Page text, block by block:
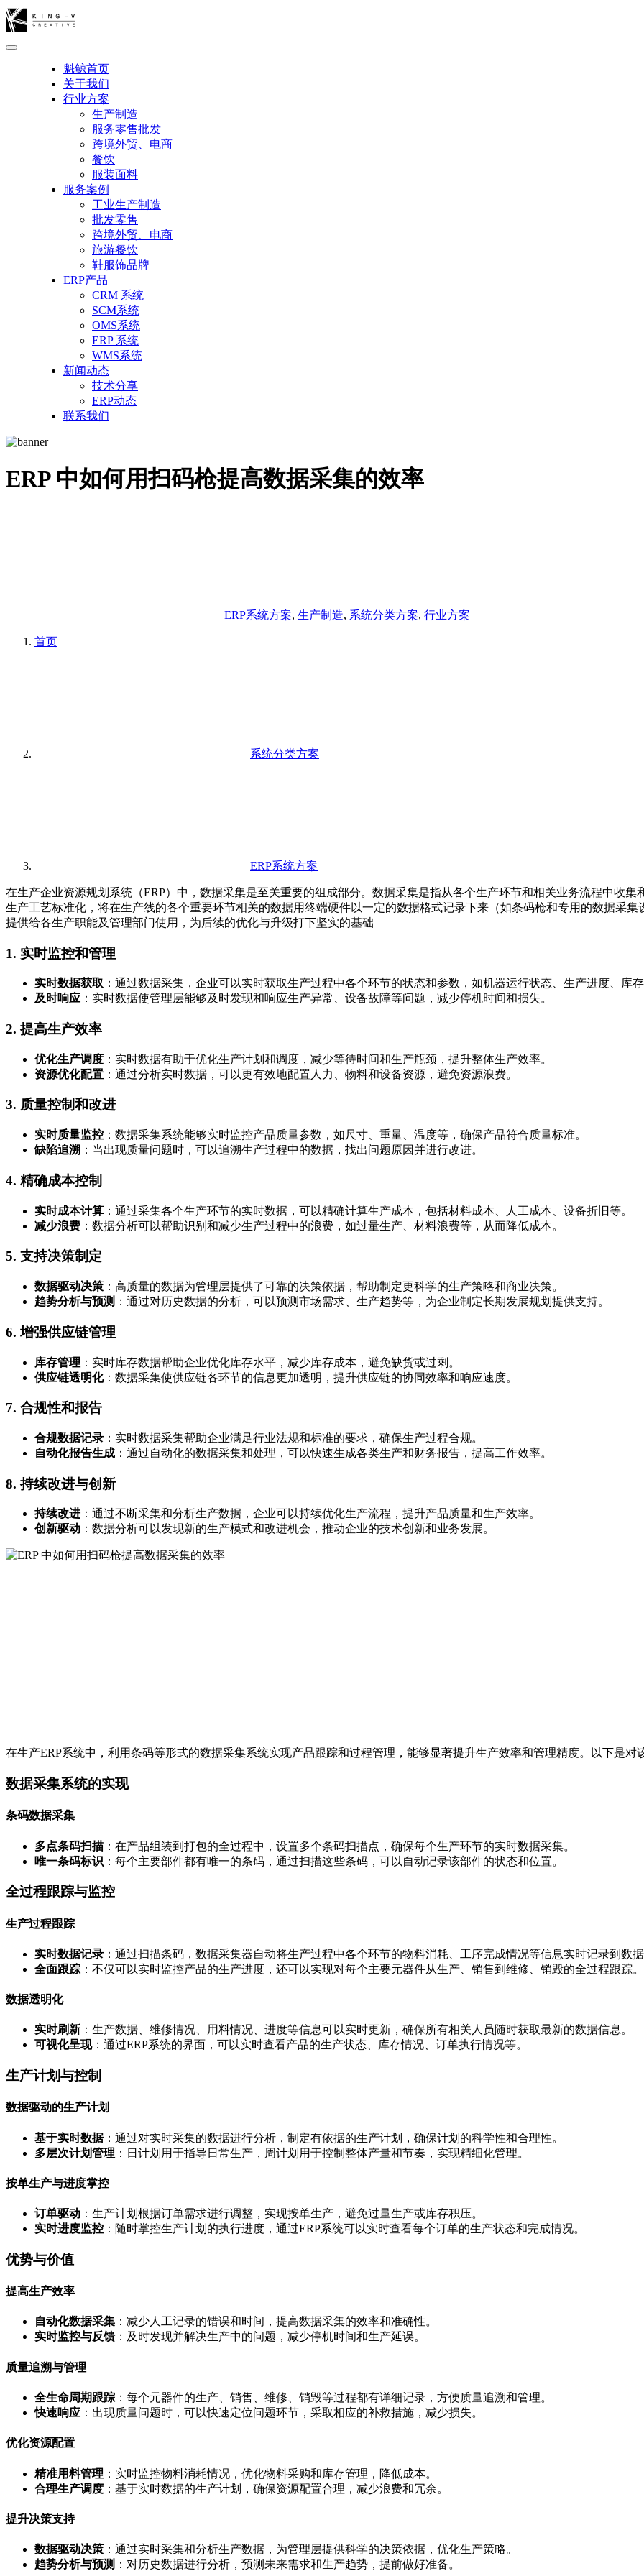
魁鲸首页
关于我们
行业方案
生产制造
服务零售批发
跨境外贸、电商
餐饮
服装面料
服务案例
工业生产制造
批发零售
跨境外贸、电商
旅游餐饮
鞋服饰品牌
ERP产品
CRM 系统
SCM系统
OMS系统
ERP 系统
WMS系统
新闻动态
技术分享
ERP动态
联系我们
ERP 中如何用扫码枪提高数据采集的效率
ERP系统方案, 生产制造, 系统分类方案, 行业方案
首页
系统分类方案
ERP系统方案
在生产企业资源规划系统（ERP）中，数据采集是至关重要的组成部分。数据采集是指从各个生产环节和相关业务流程中收
生产工艺标准化，将在生产线的各个重要环节相关的数据用终端硬件以一定的数据格式记录下来（如条码枪和专用的数据采集
提供给各生产职能及管理部门使用，为后续的优化与升级打下坚实的基础
1. 实时监控和管理
实时数据获取 ：通过数据采集，企业可以实时获取生产过程中各个环节的状态和参数，如机器运行状态、生产进度、库
及时响应 ：实时数据使管理层能够及时发现和响应生产异常、设备故障等问题，减少停机时间和损失。
2. 提高生产效率
优化生产调度 ：实时数据有助于优化生产计划和调度，减少等待时间和生产瓶颈，提升整体生产效率。
资源优化配置 ：通过分析实时数据，可以更有效地配置人力、物料和设备资源，避免资源浪费。
3. 质量控制和改进
实时质量监控 ：数据采集系统能够实时监控产品质量参数，如尺寸、重量、温度等，确保产品符合质量标准。
缺陷追溯 ：当出现质量问题时，可以追溯生产过程中的数据，找出问题原因并进行改进。
4. 精确成本控制
实时成本计算 ：通过采集各个生产环节的实时数据，可以精确计算生产成本，包括材料成本、人工成本、设备折旧等。
减少浪费 ：数据分析可以帮助识别和减少生产过程中的浪费，如过量生产、材料浪费等，从而降低成本。
5. 支持决策制定
数据驱动决策 ：高质量的数据为管理层提供了可靠的决策依据，帮助制定更科学的生产策略和商业决策。
趋势分析与预测 ：通过对历史数据的分析，可以预测市场需求、生产趋势等，为企业制定长期发展规划提供支持。
6.增强供应链管理
库存管理 ：实时库存数据帮助企业优化库存水平，减少库存成本，避免缺货或过剩。
供应链透明化：数据采集使供应链各环节的信息更加透明，提升供应链的协同效率和响应速度。
7. 合规性和报告
合规数据记录 ：实时数据采集帮助企业满足行业法规和标准的要求，确保生产过程合规。
自动化报告生成 ：通过自动化的数据采集和处理，可以快速生成各类生产和财务报告，提高工作效率。
8. 持续改进与创新
持续改进 ：通过不断采集和分析生产数据，企业可以持续优化生产流程，提升产品质量和生产效率。
创新驱动 ：数据分析可以发现新的生产模式和改进机会，推动企业的技术创新和业务发展。
在生产ERP系统中，利用条码等形式的数据采集系统实现产品跟踪和过程管理，能够显著提升生产效率和管理精度。以下是对
数据采集系统的实现
条码数据采集
多点条码扫描 ：在产品组装到打包的全过程中，设置多个条码扫描点，确保每个生产环节的实时数据采集。
唯一条码标识 ：每个主要部件都有唯一的条码，通过扫描这些条码，可以自动记录该部件的状态和位置。
全过程跟踪与监控
生产过程跟踪
实时数据记录 ：通过扫描条码，数据采集器自动将生产过程中各个环节的物料消耗、工序完成情况等信息实时记录到数
全面跟踪 ：不仅可以实时监控产品的生产进度，还可以实现对每个主要元器件从生产、销售到维修、销毁的全过程跟踪。
数据透明化
实时刷新 ：生产数据、维修情况、用料情况、进度等信息可以实时更新，确保所有相关人员随时获取最新的数据信息。
可视化呈现：通过ERP系统的界面，可以实时查看产品的生产状态、库存情况、订单执行情况等。
生产计划与控制
数据驱动的生产计划
基于实时数据：通过对实时采集的数据进行分析，制定有依据的生产计划，确保计划的科学性和合理性。
多层次计划管理 ：日计划用于指导日常生产，周计划用于控制整体产量和节奏，实现精细化管理。
按单生产与进度掌控
订单驱动 ：生产计划根据订单需求进行调整，实现按单生产，避免过量生产或库存积压。
实时进度监控 ：随时掌控生产计划的执行进度，通过ERP系统可以实时查看每个订单的生产状态和完成情况。
优势与价值
提高生产效率
自动化数据采集 ：减少人工记录的错误和时间，提高数据采集的效率和准确性。
实时监控与反馈 ：及时发现并解决生产中的问题，减少停机时间和生产延误。
质量追溯与管理
全生命周期跟踪 ：每个元器件的生产、销售、维修、销毁等过程都有详细记录，方便质量追溯和管理。
快速响应 ：出现质量问题时，可以快速定位问题环节，采取相应的补救措施，减少损失。
优化资源配置
精准用料管理 ：实时监控物料消耗情况，优化物料采购和库存管理，降低成本。
合理生产调度 ：基于实时数据的生产计划，确保资源配置合理，减少浪费和冗余。
提升决策支持
数据驱动决策 ：通过实时采集和分析生产数据，为管理层提供科学的决策依据，优化生产策略。
趋势分析与预测 ：对历史数据进行分析，预测未来需求和生产趋势，提前做好准备。